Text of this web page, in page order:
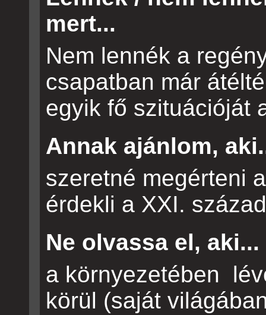
mert...
Nem lennék a
csapatban már
egyik fő szituációját
Annak ajánlom,
szeretné megérteni
érdekli a XXI.
Ne olvassa el, aki...
a környezetében
körül (saját